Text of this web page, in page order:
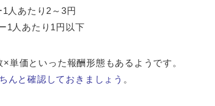
人あたり2～3円
1人あたり1円以下
単価といった報酬形態もあるようです。
んと確認しておきましょう 。